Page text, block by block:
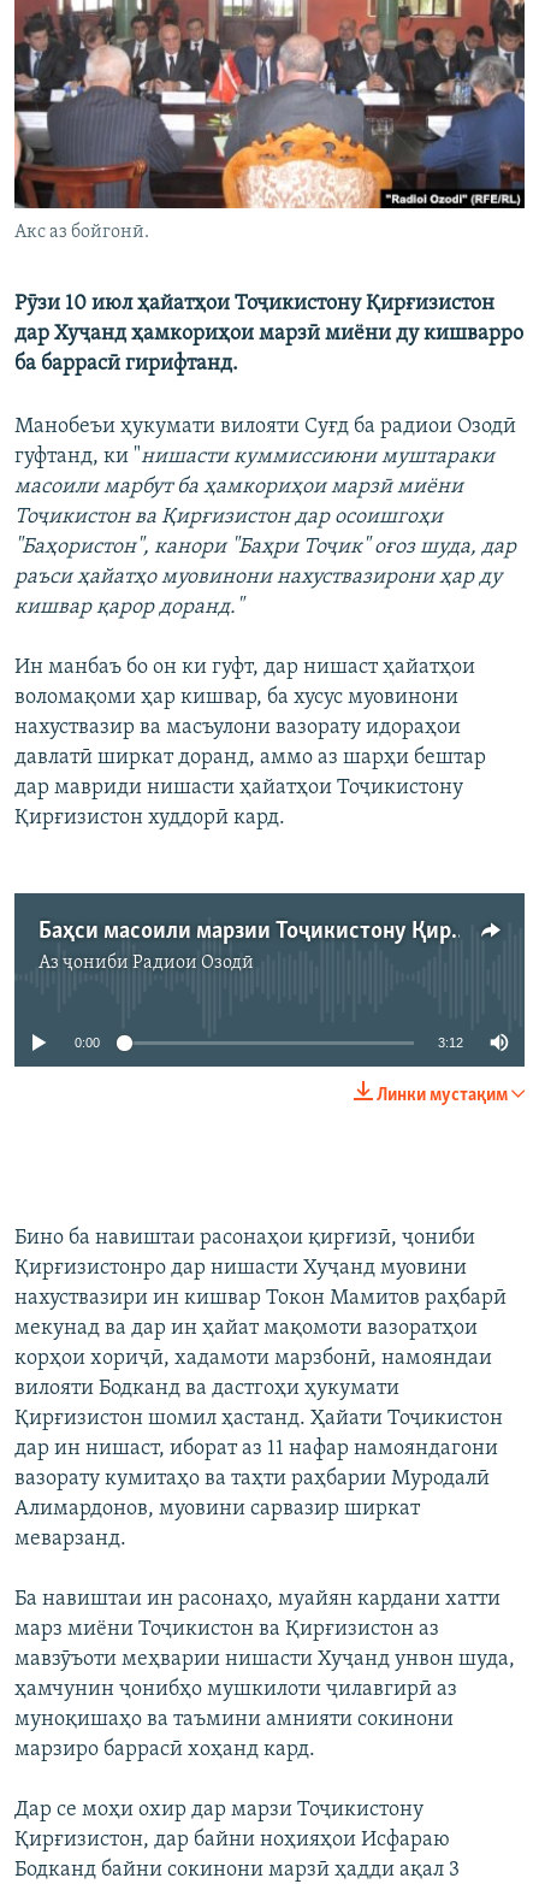
ГУЗОРИШҲОИ РАДИОӢ
Русский
ПАЙГИРӢ КУНЕД
Акс аз бойгонӣ.
Рӯзи 10 июл ҳайатҳои Тоҷикистону Қирғизистон
дар Хуҷанд ҳамкориҳои марзӣ миёни ду кишварро
ба баррасӣ гирифтанд.
Манобеъи ҳукумати вилояти Суғд ба радиои Озодӣ
гуфтанд, ки "нишасти куммиссиюни муштараки
масоили марбут ба ҳамкориҳои марзӣ миёни
Тоҷикистон ва Қирғизистон дар осоишгоҳи
"Баҳористон", канори "Баҳри Тоҷик" оғоз шуда, дар
раъси ҳайатҳо муовинони нахуствазирони ҳар ду
кишвар қарор доранд."
Ин манбаъ бо он ки гуфт, дар нишаст ҳайатҳои
воломақоми ҳар кишвар, ба хусус муовинони
нахуствазир ва масъулони вазорату идораҳои
давлатӣ ширкат доранд, аммо аз шарҳи бештар
дар мавриди нишасти ҳайатҳои Тоҷикистону
Қирғизистон худдорӣ кард.
Баҳси масоили марзии Тоҷикистону Қирғизистон
Аз ҷониби Радиои Озодӣ
Феълан кор намекунад
0:00 3:12
Линки мустақим
Бино ба навиштаи расонаҳои қирғизӣ, ҷониби
Қирғизистонро дар нишасти Хуҷанд муовини
нахуствазири ин кишвар Токон Мамитов раҳбарӣ
мекунад ва дар ин ҳайат мақомоти вазоратҳои
корҳои хориҷӣ, хадамоти марзбонӣ, намояндаи
вилояти Бодканд ва дастгоҳи ҳукумати
Қирғизистон шомил ҳастанд. Ҳайати Тоҷикистон
дар ин нишаст, иборат аз 11 нафар намояндагони
вазорату кумитаҳо ва таҳти раҳбарии Муродалӣ
Алимардонов, муовини сарвазир ширкат
меварзанд.
Ба навиштаи ин расонаҳо, муайян кардани хатти
марз миёни Тоҷикистон ва Қирғизистон аз
мавзӯъоти меҳварии нишасти Хуҷанд унвон шуда,
ҳамчунин ҷонибҳо мушкилоти ҷилавгирӣ аз
муноқишаҳо ва таъмини амнияти сокинони
марзиро баррасӣ хоҳанд кард.
Дар се моҳи охир дар марзи Тоҷикистону
Қирғизистон, дар байни ноҳияҳои Исфараю
Бодканд байни сокинони марзӣ ҳадди ақал 3